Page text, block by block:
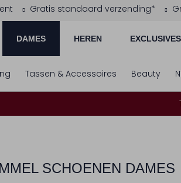
Gratis standaard verzending*
DAMES HEREN EXCLUSIVES
Tassen & Accessoires Beauty
SCHOENEN DAMES